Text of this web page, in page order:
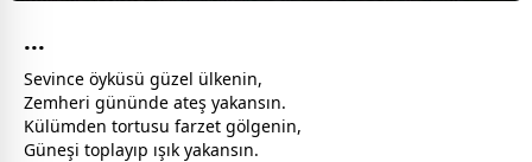
...
Sevince öyküsü güzel ülkenin,
Zemheri gününde ateş yakansın.
Külümden tortusu farzet gölgenin,
Güneşi toplayıp ışık yakansın.